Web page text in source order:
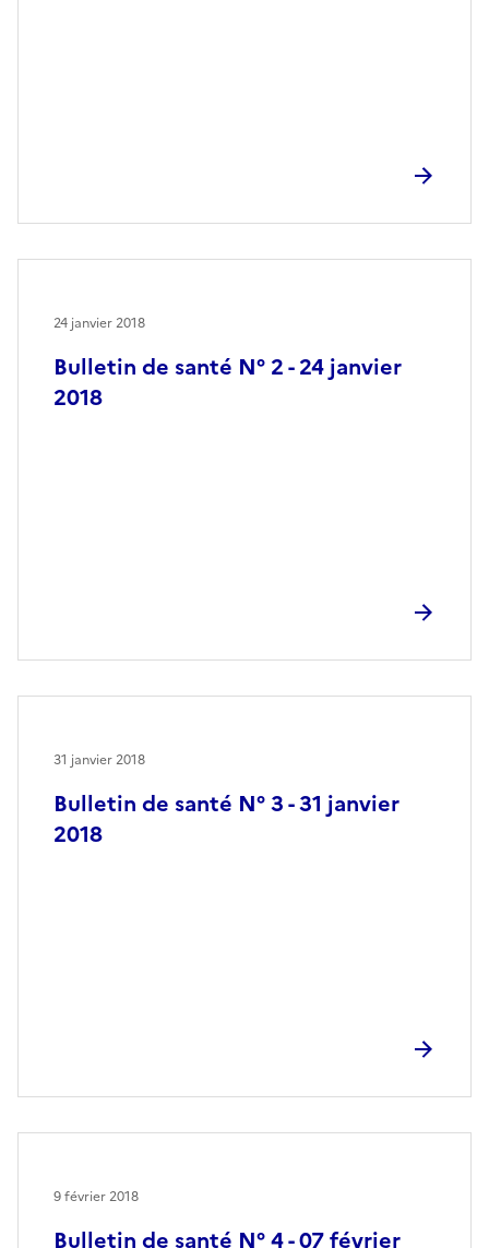
Bulletin de santé N° 2 - 24 janvier
2018
24 janvier 2018
Bulletin de santé N° 3 - 31 janvier
2018
31 janvier 2018
Bulletin de santé N° 4 - 07 février
9 février 2018